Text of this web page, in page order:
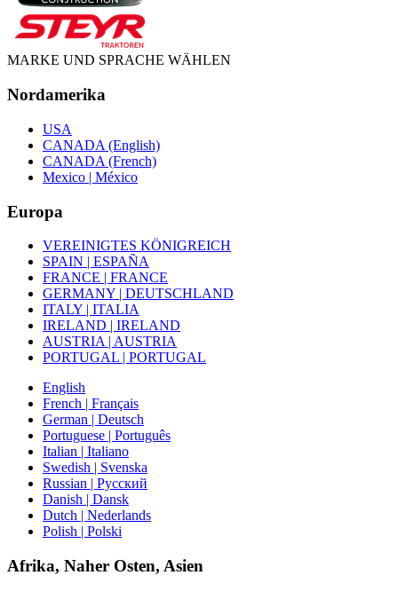
MARKE UND SPRACHE WÄHLEN
Nordamerika
USA
CANADA (English)
CANADA (French)
Mexico | México
Europa
VEREINIGTES KÖNIGREICH
SPAIN | ESPAÑA
FRANCE | FRANCE
GERMANY | DEUTSCHLAND
ITALY | ITALIA
IRELAND | IRELAND
AUSTRIA | AUSTRIA
PORTUGAL | PORTUGAL
English
French | Français
German | Deutsch
Portuguese | Português
Italian | Italiano
Swedish | Svenska
Russian | Русский
Danish | Dansk
Dutch | Nederlands
Polish | Polski
Afrika, Naher Osten, Asien